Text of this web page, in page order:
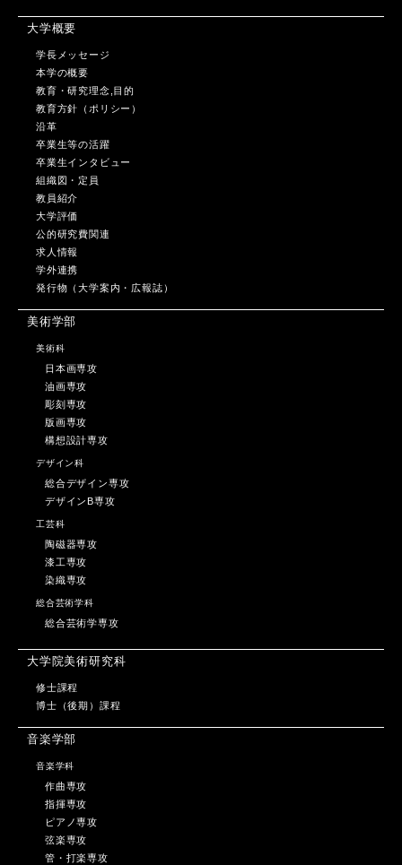
大学概要
学長メッセージ
本学の概要
教育・研究理念,目的
教育方針（ポリシー）
沿革
卒業生等の活躍
卒業生インタビュー
組織図・定員
教員紹介
大学評価
公的研究費関連
求人情報
学外連携
発行物（大学案内・広報誌）
美術学部
美術科
日本画専攻
油画専攻
彫刻専攻
版画専攻
構想設計専攻
デザイン科
総合デザイン専攻
デザインB専攻
工芸科
陶磁器専攻
漆工専攻
染織専攻
総合芸術学科
総合芸術学専攻
大学院美術研究科
修士課程
博士（後期）課程
音楽学部
音楽学科
作曲専攻
指揮専攻
ピアノ専攻
弦楽専攻
管・打楽専攻